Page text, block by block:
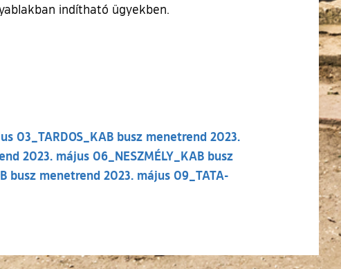
indítható ügyekben.
03_TARDOS_KAB busz menetrend 2023.
2023. május 06_NESZMÉLY_KAB busz
busz menetrend 2023. május 09_TATA-